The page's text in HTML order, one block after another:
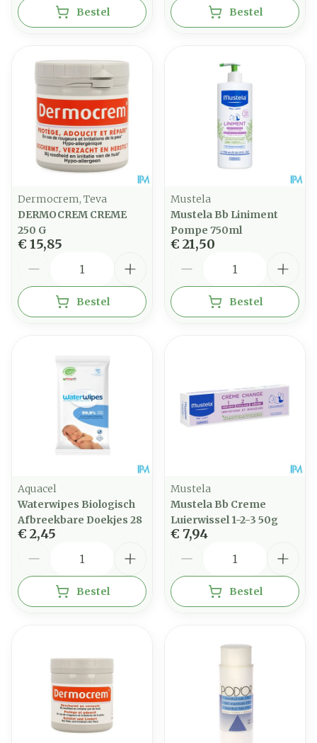
Bestel Bestel
Dermocrem, Teva
DERMOCREM CREME
250 G
€ 15,85
Bestel
Mustela
Mustela Bb Liniment
Pompe 750ml
€ 21,50
Bestel
Aquacel
Waterwipes Biologisch
Afbreekbare Doekjes 28
€ 2,45
Bestel
Mustela
Mustela Bb Creme
Luierwissel 1-2-3 50g
€ 7,94
Bestel